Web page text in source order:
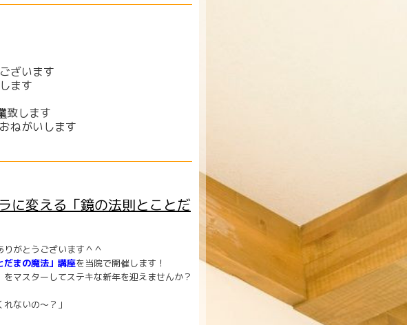
ざいます
ます
致します
ねがいします
に変える「鏡の法則とことだ
がとうございます＾＾
だまの魔法」講座を当院で開催します！
をマスターしてステキな新年を迎えませんか？
ないの～？」